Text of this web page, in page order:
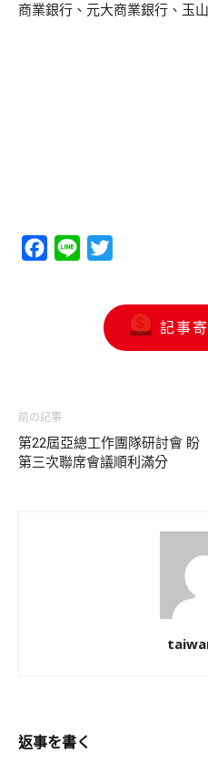
商業銀行、元大商業銀行、玉
Facebook
Line
記事
前の記事
第22屆亞總工作團隊研討會 盼
第三次聯席會議順利滿分
返事を書く